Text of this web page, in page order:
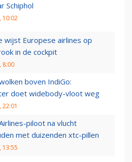
Schiphol
10:02
wijst Europese airlines op
in de cockpit
8:00
boven IndiGo:
doet widebody-vloot weg
piloot na vlucht
met duizenden xtc-pillen
13:55